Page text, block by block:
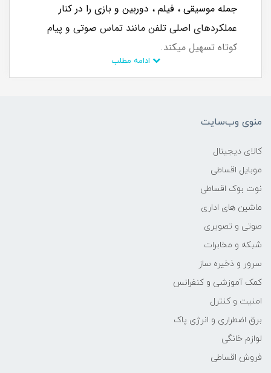
جمله موسیقی ، فیلم ، دوربین و بازی را در کنار
عملکردهای اصلی تلفن مانند تماس صوتی و پیام
کوتاه تسهیل می­کند.
مانند شدند، که دارای صفحه نمایش های بزرگ و
خازنی با پشتیبانی از حرکات لمسی چندگانه به جای
صفحه کلیدهای فیزیکی هستند و امروزه تلفن­های
هوشمند دارای حسگرهای مختلفی هستند که می
توانند توسط نرم افزارهایشان مورد استفاده قرار
گیرند، مانند مغناطیس سنج ، سنسورهای مجاورت ،
فشارسنج ، ژیروسکوپ یا شتاب سنج و پشتیبانی
منوی وب‌سایت
کالای دیجیتال
موبایل اقساطی
نوت بوک اقساطی
ماشین های اداری
صوتی و تصویری
شبکه و مخابرات
سرور و ذخیره ساز
کمک آموزشی و کنفرانس
امنیت و کنترل
برق اضطراری و انرژی پاک
لوازم خانگی
فروش اقساطی